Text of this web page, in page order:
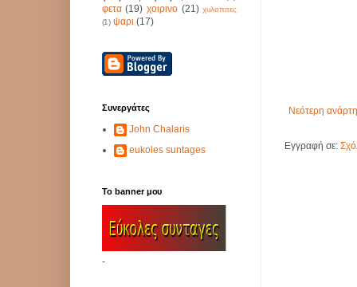
Νεότερη
Εγγραφή σε:
φετα (19) χοιρινο (21) χυλοπιτες
(1) ψαρι (17)
Συνεργάτες
John Chalaris
eukoles suntages
Το banner μου
-